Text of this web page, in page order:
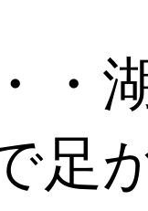
・
足